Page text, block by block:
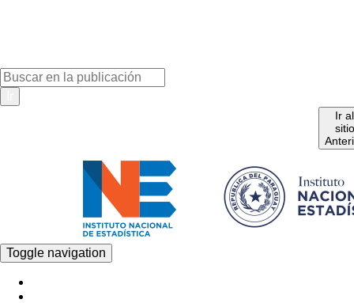
Ir al
sitio
Toggle navigation